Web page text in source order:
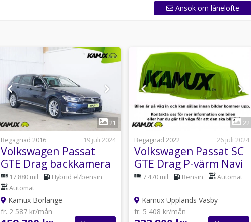
Ansök om lånelöfte
1
21
Begagnad 2016
19 juli 2024
Volkswagen Passat
GTE Drag backkamera
Nav 218hk
17 880 mil
Hybrid el/bensin
Automat
Kamux Borlänge
fr. 2 587 kr/mån
1
22
Begagnad 2022
26 juli 2024
Volkswagen Passat SC
GTE Drag P-värm Navi
Moms 218hk
7 470 mil Bensin Automat
Kamux Upplands Väsby
fr. 5 408 kr/mån